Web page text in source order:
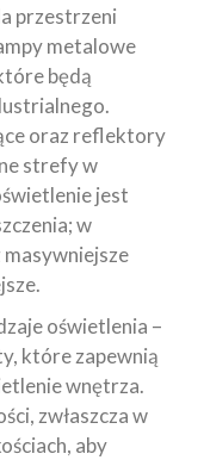
przestrzeni
metalowe
będą
oraz reflektory
strefy w
jest
w
oświetlenia –
które zapewnią
wnętrza.
zwłaszcza w
aby